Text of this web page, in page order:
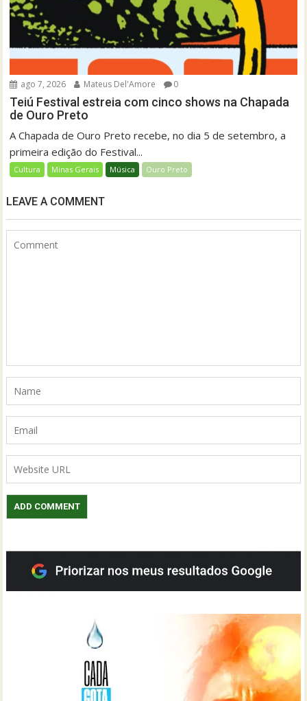
ago 7, 2026 Mateus Del'Amore 0
Teiú Festival estreia com cinco shows na Chapada
de Ouro Preto
A Chapada de Ouro Preto recebe, no dia 5 de setembro, a
primeira edição do Festival...
Cultura Minas Gerais Música Ouro Preto
LEAVE A COMMENT